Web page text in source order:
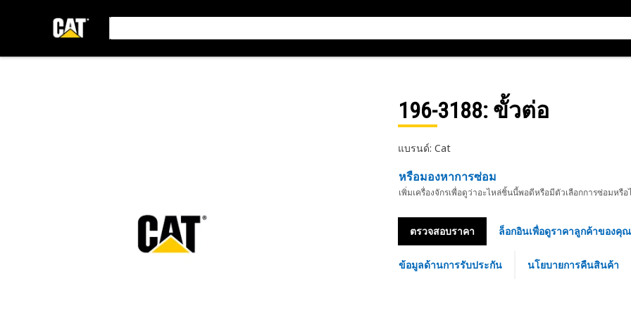
196-3188: ขั้วต่อ
แบรนด์: Cat
หรือมองหาการซ่อม
เพิ่มเครื่องจักรเพื่อดูว่าอะไหล่ชิ้นนี้พอดีหรือมีตัวเลือกการซ่อมหรือ
ตรวจสอบราคา ล็อกอินเพื่อดูราคาลูกค้าของคุณ
ข้อมูลด้านการรับประกัน นโยบายการคืนสินค้า